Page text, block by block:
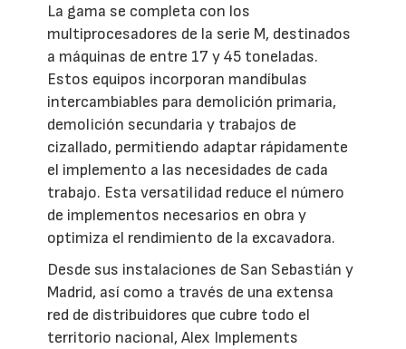
La gama se completa con los
multiprocesadores de la serie M, destinados
a máquinas de entre 17 y 45 toneladas.
Estos equipos incorporan mandíbulas
intercambiables para demolición primaria,
demolición secundaria y trabajos de
cizallado, permitiendo adaptar rápidamente
el implemento a las necesidades de cada
trabajo. Esta versatilidad reduce el número
de implementos necesarios en obra y
optimiza el rendimiento de la excavadora.
Desde sus instalaciones de San Sebastián y
Madrid, así como a través de una extensa
red de distribuidores que cubre todo el
territorio nacional, Alex Implements